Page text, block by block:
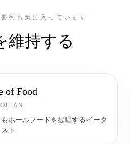
約も気に入っています
維持する
of Food
ホールフードを提唱するイータ
ト